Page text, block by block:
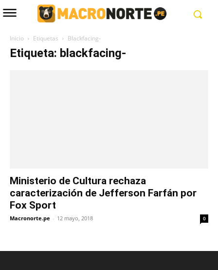
Inicio Etiquetas Blackfacing-
Etiqueta: blackfacing-
Ministerio de Cultura rechaza
caracterización de Jefferson Farfán por
Fox Sport
Macronorte.pe - 12 mayo, 2018 0